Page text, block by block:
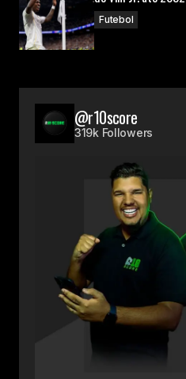
Futebol
@r10score
319k Followers